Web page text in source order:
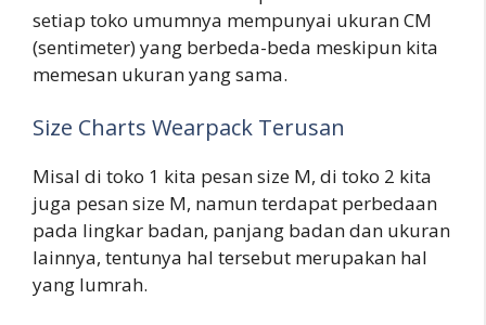
setiap toko umumnya mempunyai ukuran CM
(sentimeter) yang berbeda-beda meskipun kita
memesan ukuran yang sama.
Size Charts Wearpack Terusan
Misal di toko 1 kita pesan size M, di toko 2 kita
juga pesan size M, namun terdapat perbedaan
pada lingkar badan, panjang badan dan ukuran
lainnya, tentunya hal tersebut merupakan hal
yang lumrah.